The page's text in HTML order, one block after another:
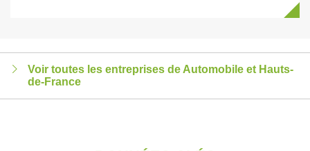
Voir toutes les entreprises de Automobile et Hauts-
de-France